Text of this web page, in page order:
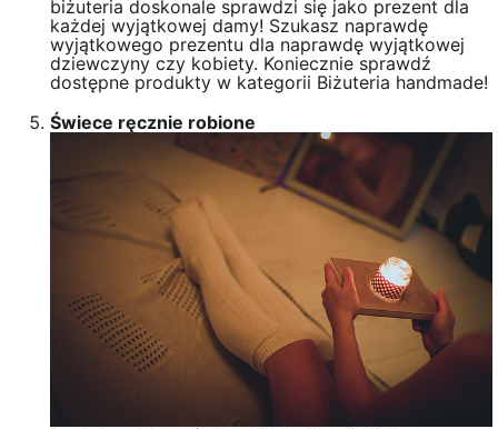
biżuteria doskonale sprawdzi się jako prezent dla
każdej wyjątkowej damy! Szukasz naprawdę
wyjątkowego prezentu dla naprawdę wyjątkowej
dziewczyny czy kobiety. Koniecznie sprawdź
dostępne produkty w kategorii Biżuteria handmade!
Świece ręcznie robione